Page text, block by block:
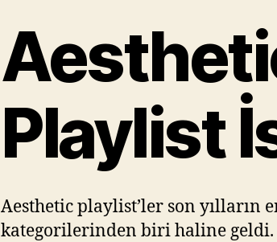
Playlist
Aesthetic playlist’ler son yılların
kategorilerinden biri haline geldi.